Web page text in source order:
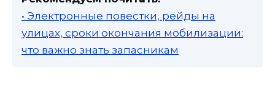
• Электронные повестки, рейды на
улицах, сроки окончания мобилизации:
что важно знать запасникам